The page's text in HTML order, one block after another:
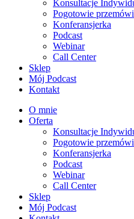
Konsultacje
Pogotowie
Konferansjerka
Podcast
Webinar
Call Center
Sklep
Mój Podcast
Kontakt
O mnie
Oferta
Konsultacje
Pogotowie
Konferansjerka
Podcast
Webinar
Call Center
Sklep
Mój Podcast